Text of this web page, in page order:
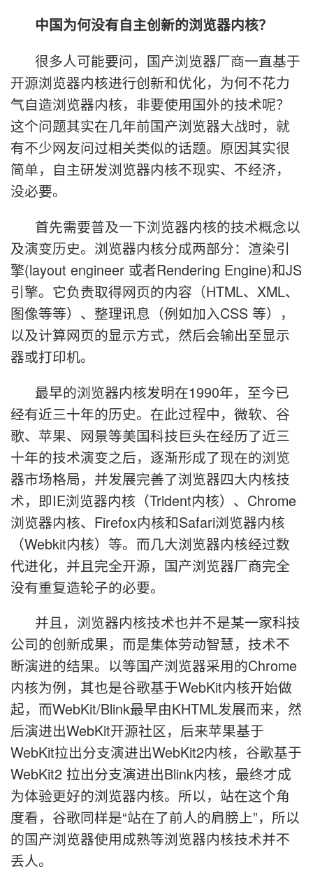
中国为何没有自主创新的浏览器内核？
很多人可能要问，国产浏览器厂商一直基于
开源浏览器内核进行创新和优化，为何不花力
气自造浏览器内核，非要使用国外的技术呢？
这个问题其实在几年前国产浏览器大战时，就
有不少网友问过相关类似的话题。原因其实很
简单，自主研发浏览器内核不现实、不经济，
没必要。
首先需要普及一下浏览器内核的技术概念以
及演变历史。浏览器内核分成两部分：渲染引
擎(layout engineer 或者Rendering Engine)和JS
引擎。它负责取得网页的内容（HTML、XML、
图像等等）、整理讯息（例如加入CSS 等），
以及计算网页的显示方式，然后会输出至显示
器或打印机。
最早的浏览器内核发明在1990年，至今已
经有近三十年的历史。在此过程中，微软、谷
歌、苹果、网景等美国科技巨头在经历了近三
十年的技术演变之后，逐渐形成了现在的浏览
器市场格局，并发展完善了浏览器四大内核技
术，即IE浏览器内核（Trident内核）、Chrome
浏览器内核、Firefox内核和Safari浏览器内核
（Webkit内核）等。而几大浏览器内核经过数
代进化，并且完全开源，国产浏览器厂商完全
没有重复造轮子的必要。
并且，浏览器内核技术也并不是某一家科技
公司的创新成果，而是集体劳动智慧，技术不
断演进的结果。以等国产浏览器采用的Chrome
内核为例，其也是谷歌基于WebKit内核开始做
起，而WebKit/Blink最早由KHTML发展而来，然
后演进出WebKit开源社区，后来苹果基于
WebKit拉出分支演进出WebKit2内核，谷歌基于
WebKit2 拉出分支演进出Blink内核，最终才成
为体验更好的浏览器内核。所以，站在这个角
度看，谷歌同样是“站在了前人的肩膀上”，所以
的国产浏览器使用成熟等浏览器内核技术并不
丢人。